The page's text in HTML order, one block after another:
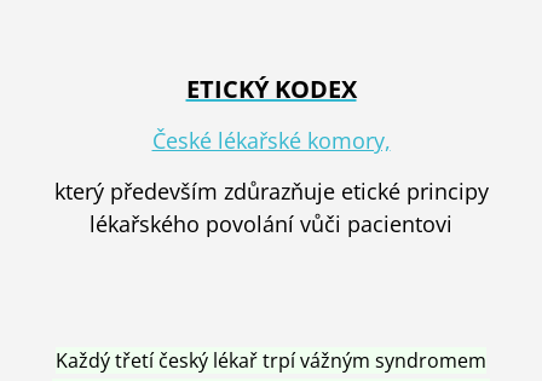
ETICKÝ KODEX
České lékařské komory,
který především zdůrazňuje etické principy
lékařského povolání vůči pacientovi
Každý třetí český lékař trpí vážným syndromem